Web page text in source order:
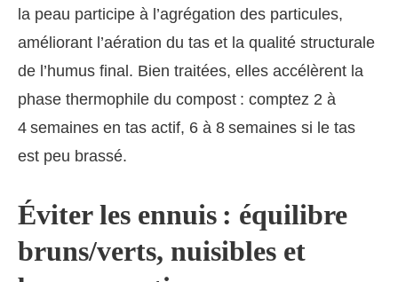
la peau participe à l’agrégation des particules,
améliorant l’aération du tas et la qualité structurale
de l’humus final. Bien traitées, elles accélèrent la
phase thermophile du compost : comptez 2 à
4 semaines en tas actif, 6 à 8 semaines si le tas
est peu brassé.
Éviter les ennuis : équilibre
bruns/verts, nuisibles et